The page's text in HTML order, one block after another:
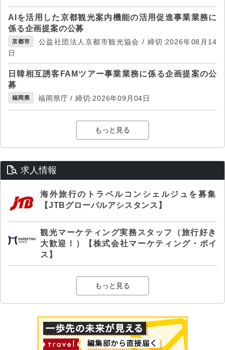
AIを活用した京都観光案内機能の活用促進事業業務に
係る企画提案の公募
京都市
公益社団法人京都市観光協会 / 締切:2026年08月14
日
日韓相互誘客FAMツアー事業業務に係る企画提案の公
募
福岡県 福岡県庁 / 締切:2026年09月04日
もっと見る
求人情報
海外旅行のトラベルコンシェルジュを募集
【JTBグローバルアシスタンス】
観光マーケティング実務スタッフ（旅行好き
大歓迎！）【株式会社マーケティング・ボイ
ス】
もっと見る